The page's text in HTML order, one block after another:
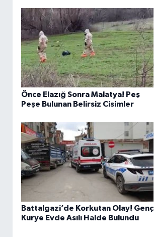
Önce Elazığ Sonra Malatya! Peş
Peşe Bulunan Belirsiz Cisimler
Battalgazi’de Korkutan Olay! Genç
Kurye Evde Asılı Halde Bulundu